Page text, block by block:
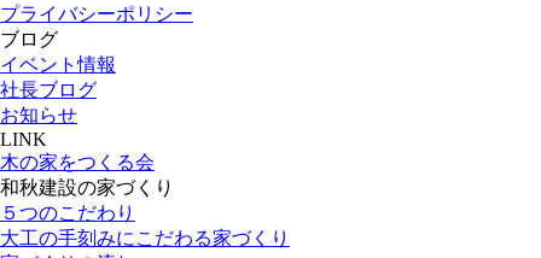
プライバシーポリシー
ブログ
イベント情報
社長ブログ
お知らせ
LINK
木の家をつくる会
和秋建設の家づくり
５つのこだわり
大工の手刻みにこだわる家づくり